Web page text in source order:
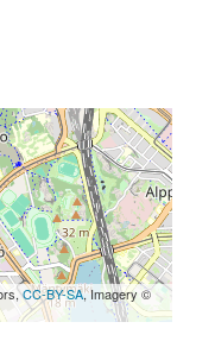
CC-BY-SA, Imagery ©